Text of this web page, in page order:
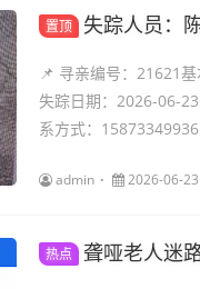
置顶 失踪人员：
📌 寻亲编号：
失踪日期：2026-06-
系方式：
admin 2026-06-23
热点 聋哑老人迷